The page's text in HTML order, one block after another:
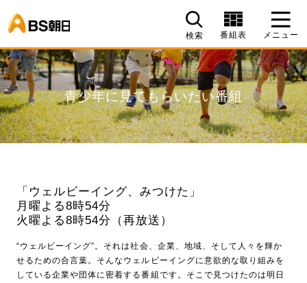
検索 番組表 メニュー
青少年に見てもらいたい番組
「ウェルビーイング、みつけた」
月曜よる8時54分
火曜よる8時54分（再放送）
“ウェルビーイング”。それは社会、企業、地域、そして人々を輝か
せるための合言葉。そんなウェルビーイングに意欲的な取り組みを
している企業や団体に密着する番組です。そこで見つけたのは明日